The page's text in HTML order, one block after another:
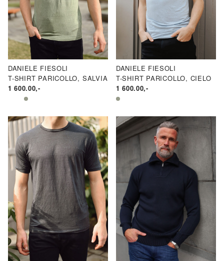
DANIELE FIESOLI
T-SHIRT PARICOLLO, SALVIA
1 600.00,-
DANIELE FIESOLI
T-SHIRT PARICOLLO, CIELO
1 600.00,-